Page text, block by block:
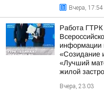
Вчера, 17:54
Работа
информации
«Созидание
«Лучший
жилой
Вчера, 23:03